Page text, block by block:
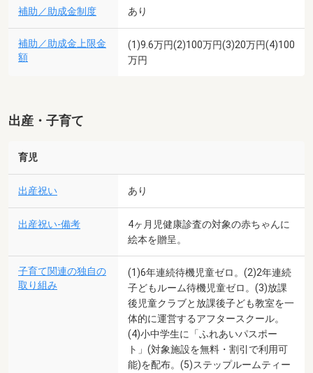
補助／助成金制度 あり
補助／助成金上限金
額
(1)9.6万円(2)100万円(3)20万円(4)100
万円
出産・子育て
育児
出産祝い あり
出産祝い-備考
4ヶ月児健康診査の対象の赤ちゃんに
絵本を贈呈。
子育て関連の独自の
取り組み
(1)6年連続待機児童ゼロ。(2)2年連続
子どもルーム待機児童ゼロ。(3)放課
後児童クラブと放課後子ども教室を一
体的に運営するアフタースクール。
(4)小中学生に「ふれあいパスポー
ト」(対象施設を無料・割引で利用可
能)を配布。(5)ステップルームティー